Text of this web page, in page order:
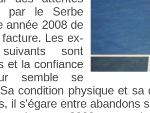
par le Serbe
année 2008 de
fac­ture. Les ex­
sont
et la con­fian­ce
semble se
con­di­tion physique et
il s’égare entre ab­an­dons